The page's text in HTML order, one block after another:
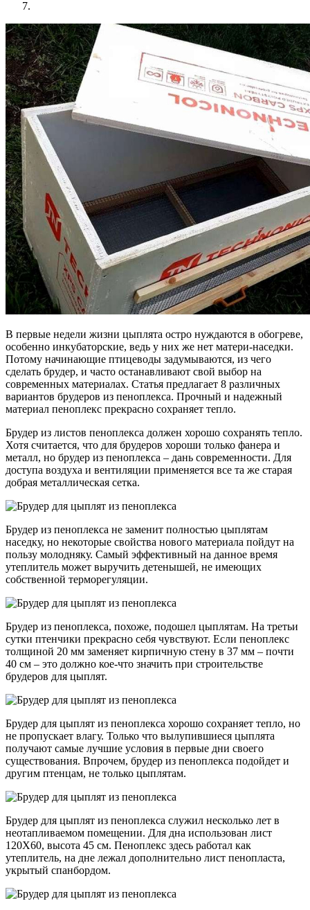
В первые недели жизни цыплята остро нуждаются в обогреве,
особенно инкубаторские, ведь у них же нет матери-наседки.
Потому начинающие птицеводы задумываются, из чего
сделать брудер, и часто останавливают свой выбор на
современных материалах. Статья предлагает 8 различных
вариантов брудеров из пеноплекса. Прочный и надежный
материал пеноплекс прекрасно сохраняет тепло.
Брудер из листов пеноплекса должен хорошо сохранять тепло.
Хотя считается, что для брудеров хороши только фанера и
металл, но брудер из пеноплекса – дань современности. Для
доступа воздуха и вентиляции применяется все та же старая
добрая металлическая сетка.
Брудер из пеноплекса не заменит полностью цыплятам
наседку, но некоторые свойства нового материала пойдут на
пользу молодняку. Самый эффективный на данное время
утеплитель может выручить детенышей, не имеющих
собственной терморегуляции.
Брудер из пеноплекса, похоже, подошел цыплятам. На третьи
сутки птенчики прекрасно себя чувствуют. Если пеноплекс
толщиной 20 мм заменяет кирпичную стену в 37 мм – почти
40 см – это должно кое-что значить при строительстве
брудеров для цыплят.
Брудер для цыплят из пеноплекса хорошо сохраняет тепло, но
не пропускает влагу. Только что вылупившиеся цыплята
получают самые лучшие условия в первые дни своего
существования. Впрочем, брудер из пеноплекса подойдет и
другим птенцам, не только цыплятам.
Брудер для цыплят из пеноплекса служил несколько лет в
неотапливаемом помещении. Для дна использован лист
120Х60, высота 45 см. Пеноплекс здесь работал как
утеплитель, на дне лежал дополнительно лист пенопласта,
укрытый спанбордом.